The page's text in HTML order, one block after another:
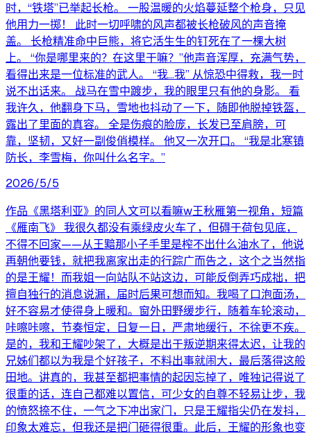
时，“铁塔”已举起长枪。 一股温暖的火焰蔓延整个枪身，只见
他用力一掷！ 此时一切呼啸的风声都被长枪破风的声音掩
盖。 长枪精准命中巨熊，将它活生生的钉死在了一棵大树
上。 “你是哪里来的？在这里干嘛？”他声音浑厚，充满气势，
看得出来是一位标准的武人。 “我…我” 从惊恐中得救，我一时
说不出话来。 战马在雪中踱步，我的眼里只有他的身影。 看
我许久，他翻身下马，雪地也抖动了一下，随即他脱掉铁盔，
露出了里面的真容。 全是伤痕的脸庞，长发已至肩膀，可
靠，坚韧，又好一副俊俏模样。 他又一次开口。 “我是北寒镇
防长，李雪梅，你叫什么名字。”
2026/5/5
作品《黑塔利亚》的同人文可以看嘛w王秋雁第一视角，短篇
《雁南飞》 我很久都没有乘绿皮火车了，但碍于荷包见底，
不得不回家——从王黯那小子手里是榨不出什么油水了，他说
再朝他要钱，就把我离家出走的行踪广而告之，这个之当然指
的是王耀！而我姐一向站队不站这边，可能反倒弄巧成拙，把
擅自独行的消息说漏，届时后果可想而知。我喝了口泡面汤，
好不容易才使得身上暖和。窗外田野缓步行，随着车轮滚动，
咔嚓咔嚓，节奏恒定，日复一日，严肃地缓行，不徐更不疾。
是的，我和王耀吵架了，大概是出于叛逆期来得太迟，让我的
兄姊们都以为我是个好孩子，不料出事就闹大，最后落得这般
田地。讲真的，我甚至都把事情的起因忘掉了，唯独记得说了
很重的话，连自己都难以置信，可少女的自尊不轻易让步，我
的愤怒捺不住，一气之下冲出家门，只是王耀指尖仍在发抖，
印象太难忘，但我还是把门砸得很重。此后，王耀的形象也变